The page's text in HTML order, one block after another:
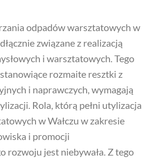
odpadów warsztatowych w
związane z realizacją
i warsztatowych. Tego
rozmaite resztki z
i naprawczych, wymagają
Rola, którą pełni utylizacja
w Wałczu w zakresie
i promocji
rozwoju jest niebywała. Z tego